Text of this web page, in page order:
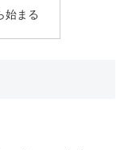
始まる